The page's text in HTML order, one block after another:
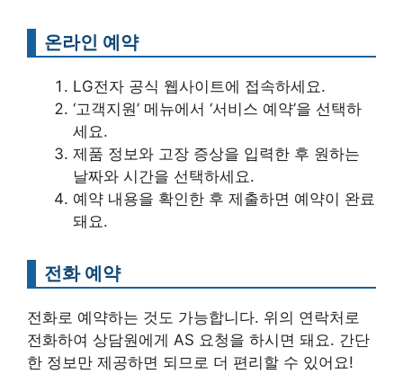
온라인 예약
LG전자 공식 웹사이트에 접속하세요.
‘고객지원’ 메뉴에서 ‘서비스 예약’을 선택하
세요.
제품 정보와 고장 증상을 입력한 후 원하는
날짜와 시간을 선택하세요.
예약 내용을 확인한 후 제출하면 예약이 완료
돼요.
전화 예약
전화로 예약하는 것도 가능합니다. 위의 연락처로
전화하여 상담원에게 AS 요청을 하시면 돼요. 간단
한 정보만 제공하면 되므로 더 편리할 수 있어요!